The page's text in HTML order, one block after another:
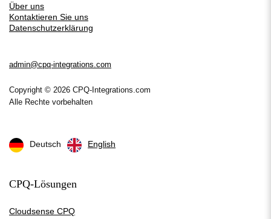
Über uns
Kontaktieren Sie uns
Datenschutzerklärung
admin@cpq-integrations.com
Copyright © 2026 CPQ-Integrations.com
Alle Rechte vorbehalten
Deutsch English
CPQ-Lösungen
Cloudsense CPQ